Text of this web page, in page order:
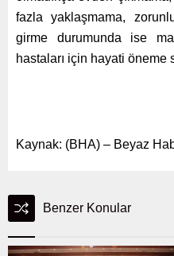
fazla yaklaşmama,
girme durumunda ise
hastaları için hayati öneme
Kaynak: (BHA) – Beyaz
Benzer Konular